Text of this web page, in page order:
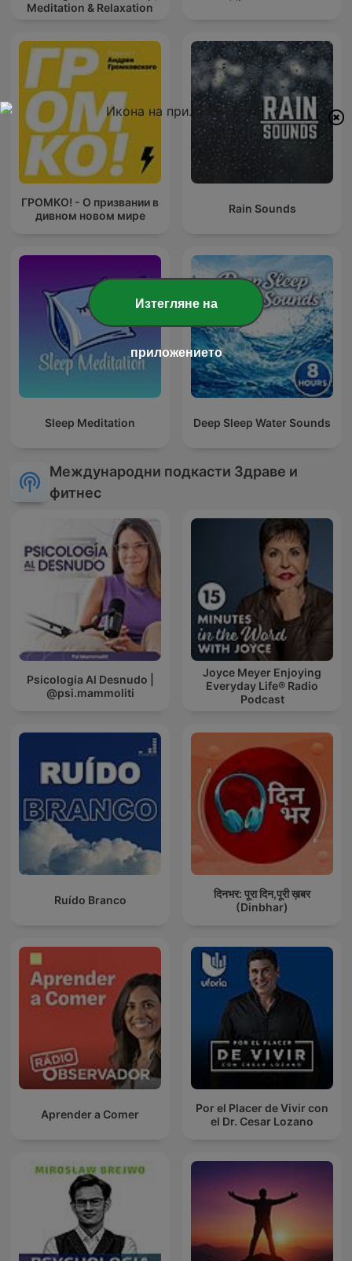
Meditation & Relaxation
ГРОМКО! - О призвании в
дивном новом мире
Rain Sounds
Sleep Meditation Deep Sleep Water Sounds
Международни подкасти Здраве и
фитнес
Psicologia Al Desnudo |
@psi.mammoliti
Joyce Meyer Enjoying
Everyday Life® Radio
Podcast
Ruído Branco
दिनभर: पूरा दिन,पूरी ख़बर
(Dinbhar)
Aprender a Comer
Por el Placer de Vivir con
el Dr. Cesar Lozano
Изтегляне на
приложението